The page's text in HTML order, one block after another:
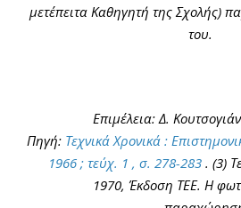
μετέπειτα Καθηγητή της Σχολής)
του.
Επιμέλεια: Δ.
Πηγή: Τεχνικά Χρονικά :
1966 ; τεύχ. 1 , σ. 278-283 . (3)
1970, Έκδοση ΤΕΕ. Η